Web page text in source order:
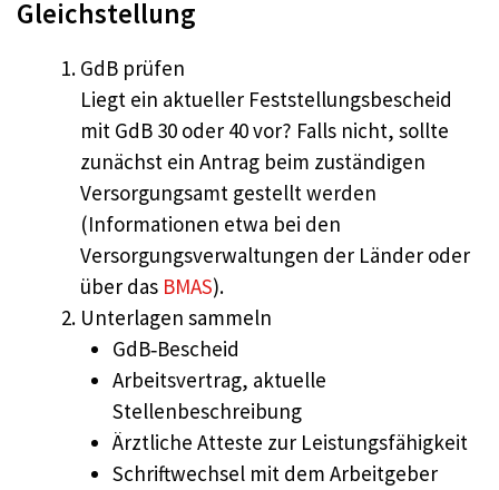
Gleichstellung
GdB prüfen
Liegt ein aktueller Feststellungsbescheid
mit GdB 30 oder 40 vor? Falls nicht, sollte
zunächst ein Antrag beim zuständigen
Versorgungsamt gestellt werden
(Informationen etwa bei den
Versorgungsverwaltungen der Länder oder
über das BMAS).
Unterlagen sammeln
GdB‑Bescheid
Arbeitsvertrag, aktuelle
Stellenbeschreibung
Ärztliche Atteste zur Leistungsfähigkeit
Schriftwechsel mit dem Arbeitgeber